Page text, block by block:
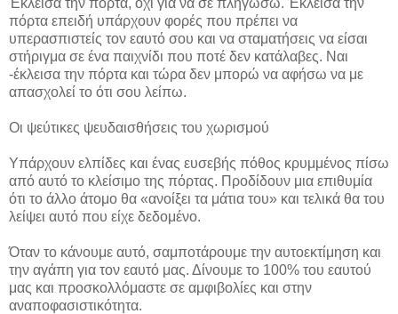
πόρτα επειδή υπάρχουν φορές που πρέπει να
υπερασπιστείς τον εαυτό σου και να σταματήσεις να είσαι
στήριγμα σε ένα παιχνίδι που ποτέ δεν κατάλαβες. Ναι
-έκλεισα την πόρτα και τώρα δεν μπορώ να αφήσω να με
απασχολεί το ότι σου λείπω.
Οι ψεύτικες ψευδαισθήσεις του χωρισμού
Υπάρχουν ελπίδες και ένας ευσεβής πόθος κρυμμένος πίσω
από αυτό το κλείσιμο της πόρτας. Προδίδουν μια επιθυμία
ότι το άλλο άτομο θα «ανοίξει τα μάτια του» και τελικά θα του
λείψει αυτό που είχε δεδομένο.
Όταν το κάνουμε αυτό, σαμποτάρουμε την αυτοεκτίμηση και
την αγάπη για τον εαυτό μας. Δίνουμε το 100% του εαυτού
μας και προσκολλόμαστε σε αμφιβολίες και στην
αναποφασιστικότητα.